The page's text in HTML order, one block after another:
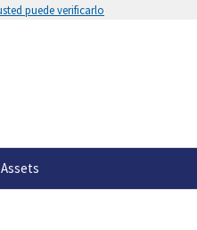
puede verificarlo